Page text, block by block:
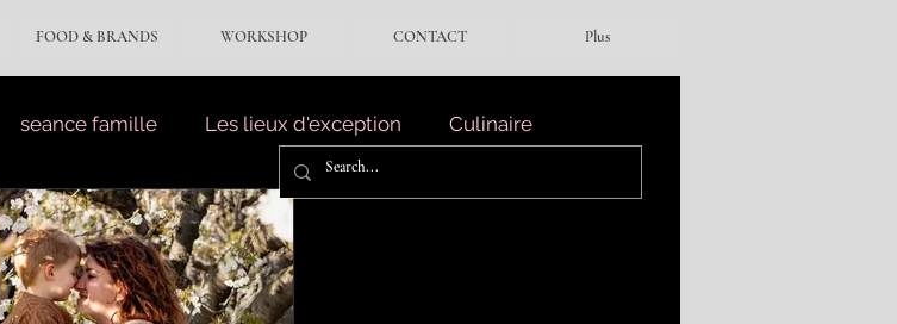
FOOD & BRANDS WORKSHOP CONTACT Plus
seance famille Les lieux d'exception Culinaire